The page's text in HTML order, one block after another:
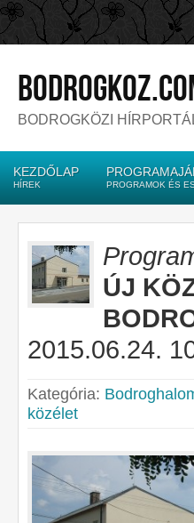
BODROGKÖZI
KEZDŐLAP
HÍREK PROGRAMOK ÉS
ÚJ
2015.06.24.
Kategória:
közélet